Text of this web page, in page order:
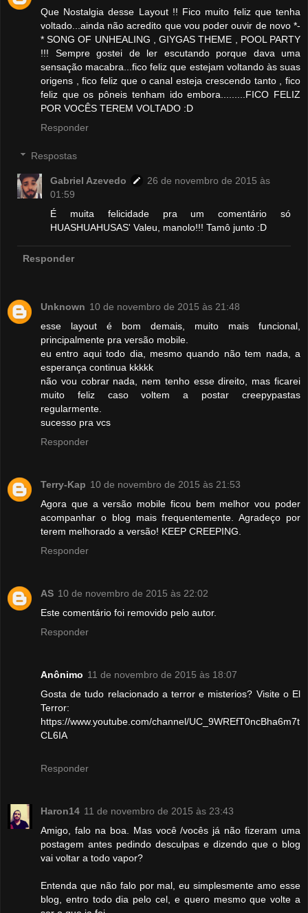
Que Nostalgia desse Layout !! Fico muito feliz que tenha
voltado...ainda não acredito que vou poder ouvir de novo *-
* SONG OF UNHEALING , GIYGAS THEME , POOL PARTY
!!! Sempre gostei de ler escutando porque dava uma
sensação macabra...fico feliz que estejam voltando às suas
origens , fico feliz que o canal esteja crescendo tanto , fico
feliz que os pôneis tenham ido embora.........FICO FELIZ
POR VOCÊS TEREM VOLTADO :D
Responder
Respostas
Gabriel Azevedo
26 de novembro de 2015 às
01:59
É muita felicidade pra um comentário só
HUASHUAHUSAS' Valeu, manolo!!! Tamô junto :D
Responder
Unknown 10 de novembro de 2015 às 21:48
esse layout é bom demais, muito mais funcional,
principalmente pra versão mobile.
eu entro aqui todo dia, mesmo quando não tem nada, a
esperança continua kkkkk
não vou cobrar nada, nem tenho esse direito, mas ficarei
muito feliz caso voltem a postar creepypastas
regularmente.
sucesso pra vcs
Responder
Terry-Kap 10 de novembro de 2015 às 21:53
Agora que a versão mobile ficou bem melhor vou poder
acompanhar o blog mais frequentemente. Agradeço por
terem melhorado a versão! KEEP CREEPING.
Responder
AS 10 de novembro de 2015 às 22:02
Este comentário foi removido pelo autor.
Responder
Anônimo 11 de novembro de 2015 às 18:07
Gosta de tudo relacionado a terror e misterios? Visite o El
Terror:
https://www.youtube.com/channel/UC_9WREfT0ncBha6m7t
CL6IA
Responder
Haron14 11 de novembro de 2015 às 23:43
Amigo, falo na boa. Mas você /vocês já não fizeram uma
postagem antes pedindo desculpas e dizendo que o blog
vai voltar a todo vapor?
Entenda que não falo por mal, eu simplesmente amo esse
blog, entro todo dia pelo cel, e quero mesmo que volte a